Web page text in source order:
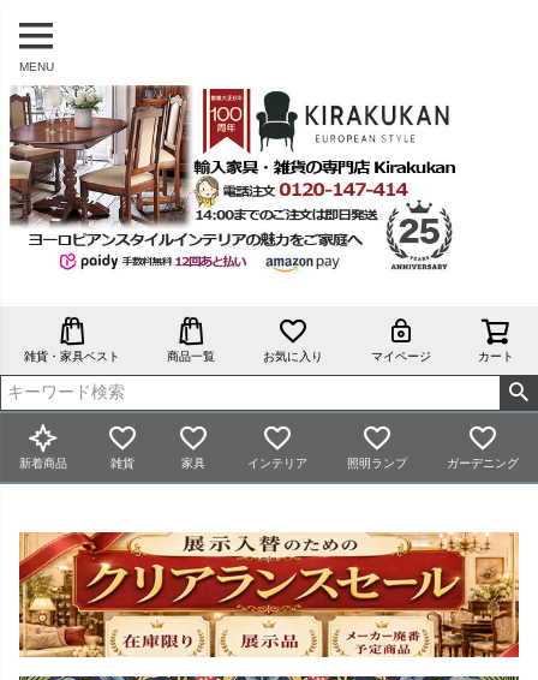
MENU
雑貨・家具ベスト 商品一覧 お気に入り マイページ カート
新着商品 雑貨 家具 インテリア 照明ランプ ガーデニング